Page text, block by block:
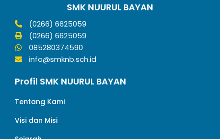
SMK NUURUL BAYAN
(0266) 6625059
(0266) 6625059
085280374590
info@smknb.sch.id
Profil SMK NUURUL BAYAN
Tentang Kami
Visi dan Misi